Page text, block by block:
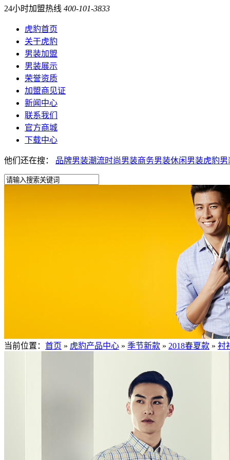
24小时加盟热线 400-101-3833
虎豹首页
关于虎豹
男装加盟
男装展示
荣誉资质
加盟商见证
新闻中心
联系我们
官方商城
下载中心
他们还在搜： 品牌男装潮流时尚男装商务男装休闲男装虎豹男
当前位置： 首页 » 虎豹产品中心 » 季节新款 » 2018春夏款 » 衬